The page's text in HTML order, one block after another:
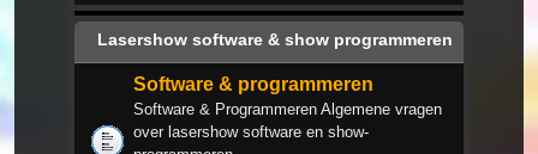
Lasershow software & show programmeren
Software & programmeren
Software & Programmeren Algemene vragen
over lasershow software en show-